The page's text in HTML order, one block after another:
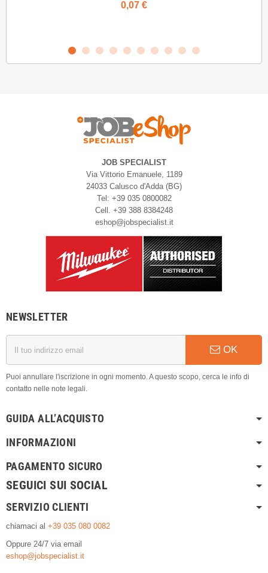
0,07 €
JOB SPECIALIST
Via Vittorio Emanuele, 1189
24033 Calusco d'Adda (BG)
Tel: +39 035 0800082
Cell. +39 388 8384248
eshop@jobspecialist.it
NEWSLETTER
OK
Puoi annullare l'iscrizione in ogni momento. A questo scopo, cerca le info di
contatto nelle note legali.
GUIDA ALL’ACQUISTO
INFORMAZIONI
PAGAMENTO SICURO
SEGUICI SUI SOCIAL
SERVIZIO CLIENTI
chiamaci al +39 035 080 0082
Oppure 24/7 via email
eshop@jobspecialist.it